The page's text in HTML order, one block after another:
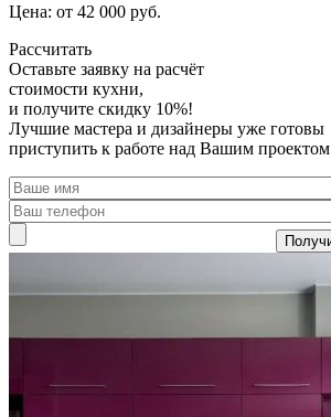
Цена: от 42 000 руб.
Рассчитать
Оставьте заявку на расчёт
стоимости кухни,
и получите скидку 10%!
Лучшие мастера и дизайнеры уже готовы
приступить к работе над Вашим проектом